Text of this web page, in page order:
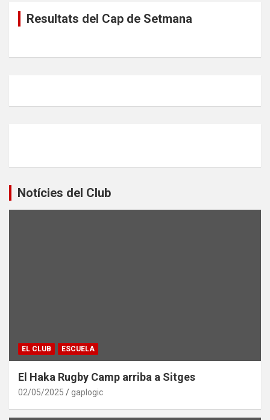
Resultats del Cap de Setmana
Notícies del Club
EL CLUB ESCUELA
El Haka Rugby Camp arriba a Sitges
02/05/2025 gaplogic